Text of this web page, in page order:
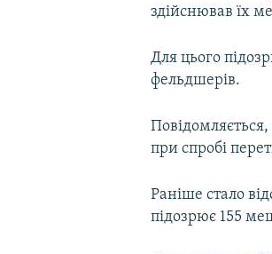
здійснював їх
Для цього
фельдшерів.
при спробі
Раніше стало
підозрює 155